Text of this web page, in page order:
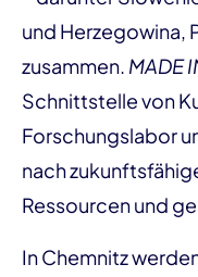
und Herzegowina,
zusammen. MADE
Schnittstelle von
Forschungslabor
nach
Ressourcen und
In Chemnitz